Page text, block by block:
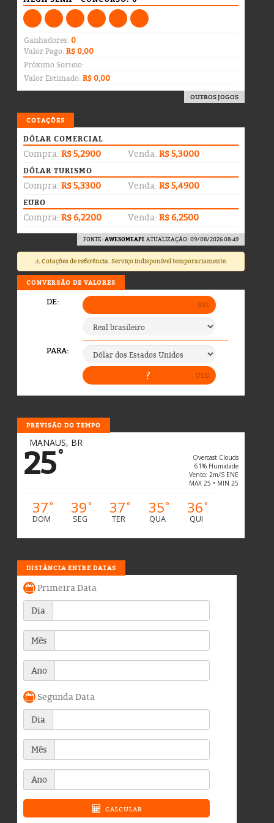
Ganhadores:0
Valor Pago:R$ 0,00
Próximo Sorteio:
Valor Estimado:R$ 0,00
OUTROS JOGOS
COTAÇÕES
DÓLAR COMERCIAL
Compra: R$ 5,2900 Venda: R$ 5,3000
DÓLAR TURISMO
Compra: R$ 5,3300 Venda: R$ 5,4900
EURO
Compra: R$ 6,2200 Venda: R$ 6,2500
FONTE: AWESOMEAPI. ATUALIZAÇÃO: 09/08/2026 08:49
⚠️ Cotações de referência. Serviço indisponível temporariamente.
CONVERSÃO DE VALORES
PREVISÃO DO TEMPO
MANAUS, BR
25°
Overcast Clouds
61% Humidade
Vento: 2m/s ENE
MAX 25 • MIN 25
37°
DOM
39°
SEG
37°
TER
35°
QUA
36°
QUI
DISTÂNCIA ENTRE DATAS